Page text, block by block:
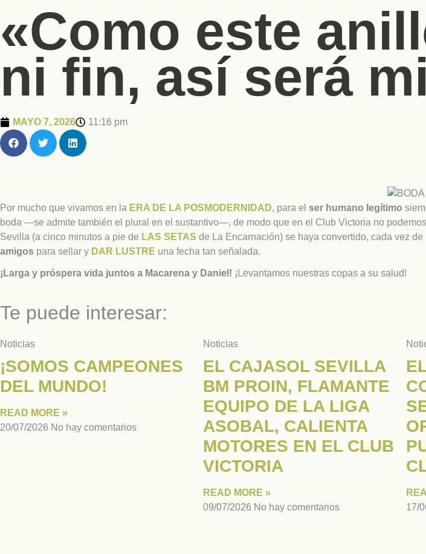
«Como este
ni fin, así será
MAYO 7, 2026 11:16 pm
Por mucho que vivamos en la ERA DE LA POSMODERNIDAD, para el ser humano legítimo
boda —se admite también el plural en el sustantivo—, de modo que en el Club Victoria no
Sevilla (a cinco minutos a pie de LAS SETAS de La Encarnación) se haya convertido, cada vez de
amigos para sellar y DAR LUSTRE una fecha tan señalada.
¡Larga y próspera vida juntos a Macarena y Daniel! ¡Levantamos nuestras copas a su salud!
Te puede interesar:
Noticias
¡SOMOS CAMPEONES
DEL MUNDO!
READ MORE »
20/07/2026 No hay comentarios
Noticias
EL CAJASOL SEVILLA
BM PROIN, FLAMANTE
EQUIPO DE LA LIGA
ASOBAL, CALIENTA
MOTORES EN EL CLUB
VICTORIA
READ MORE »
09/07/2026 No hay comentarios
17/